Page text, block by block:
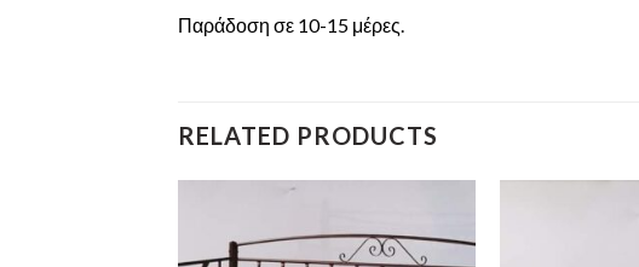
Παράδοση σε 10-15 μέρες.
RELATED PRODUCTS